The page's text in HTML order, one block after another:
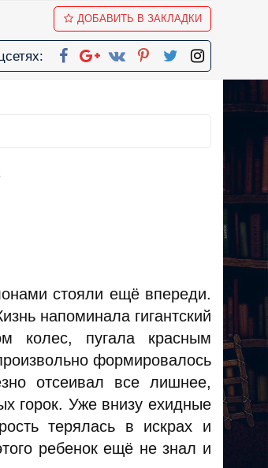
ДОБАВИТЬ В ЗАКЛАДКИ
стояли ещё впереди.
напоминала гигантский
колес, пугала красным
формировалось
отсеивал все лишнее,
горок. Уже внизу ехидные
терялась в искрах и
ребенок ещё не знал и